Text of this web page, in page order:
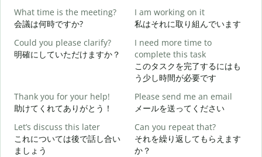
What time is the meeting?
会議は何時ですか?
I am working on it
私はそれに取り組んでいます
Could you please clarify?
明確にしていただけますか？
I need more time to
complete this task
このタスクを完了するにはも
う少し時間が必要です
Thank you for your help!
助けてくれてありがとう！
Please send me an email
メールを送ってください
Let’s discuss this later
これについては後で話し合い
ましょう
Can you repeat that?
それを繰り返してもらえます
か？